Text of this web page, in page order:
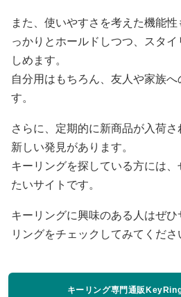
また、使いやすさを考えた機能
っかりとホールドしつつ、スタ
しめます。
自分用はもちろん、友人や家族
す。
さらに、定期的に新商品が入荷
新しい発見があります。
キーリングを探している方には
たいサイトです。
キーリングに興味のある人はぜ
リングをチェックしてみてくださ
キーリング専門通販